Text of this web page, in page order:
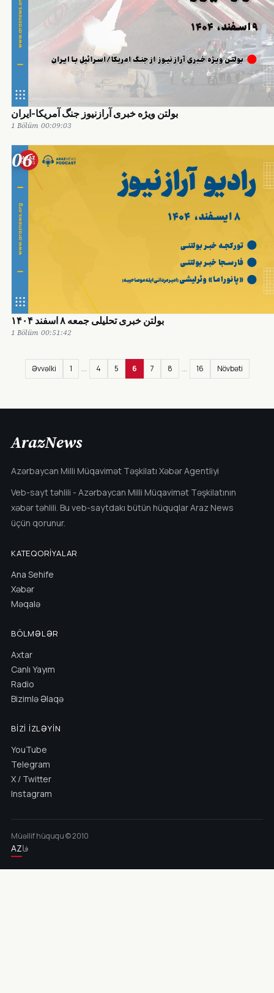
بولتن ویژه خبری آرازنیوز جنگ آمریکا-ایران
1 Bölüm 00:09:03
06
بولتن خبری تحلیلی جمعه ۸ اسفند ۱۴۰۴
1 Bölüm 00:51:42
Əvvəlki 1 … 4 5 6 7 8 … 16 Növbəti
ArazNews
Azərbaycan Milli Müqavimət Təşkilatı Xəbər Agentliyi
Veb-sayt təhlili - Azərbaycan Milli Müqavimət Təşkilatının
xəbər təhlili. Bu veb-saytdakı bütün hüquqlar Araz News
üçün qorunur.
KATEQORIYALAR
Ana Sehife
Xəbər
Məqalə
BÖLMƏLƏR
Axtar
Canlı Yayım
Radio
Bizimlə Əlaqə
BIZI İZLƏYIN
YouTube
Telegram
X / Twitter
Instagram
Müəllif hüququ © 2010
AZفا